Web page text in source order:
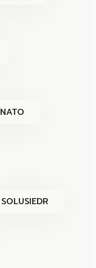
NATO
SOLUSIEDR